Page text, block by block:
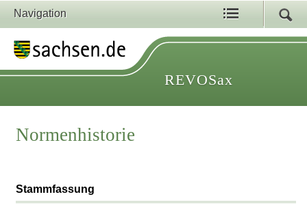
Navigation
REVOSax
Normenhistorie
Stammfassung